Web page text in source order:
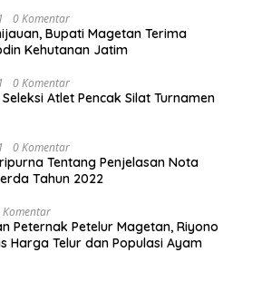
0 Komentar
Bupati Magetan Terima
Kehutanan Jatim
0 Komentar
Atlet Pencak Silat Turnamen
0 Komentar
Tentang Penjelasan Nota
Tahun 2022
Komentar
Peternak Petelur Magetan, Riyono
Harga Telur dan Populasi Ayam